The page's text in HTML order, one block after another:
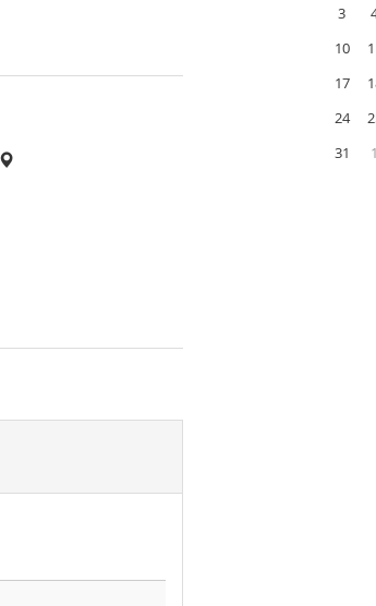
3
10
17
24
31
1